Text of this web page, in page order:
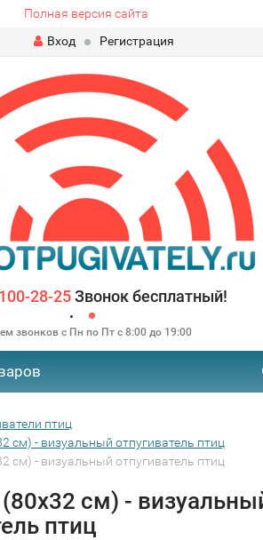
Полная версия сайта
Вход
Регистрация
28-25Звонок бесплатный!
звонков с Пн по Пт с 8:00 до 19:00
птиц
см) - визуальный отпугиватель птиц
см) - визуальный отпугиватель птиц
см) -
птиц